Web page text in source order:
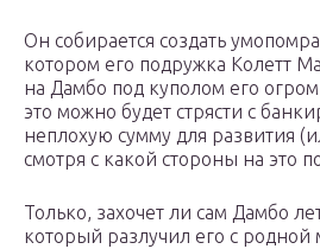
Он собирается создать
котором его подружка Колетт
на Дамбо под куполом его
это можно будет стрясти с
неплохую сумму для развития
смотря с какой стороны на это
Только, захочет ли сам Дамбо
который разлучил его с родной